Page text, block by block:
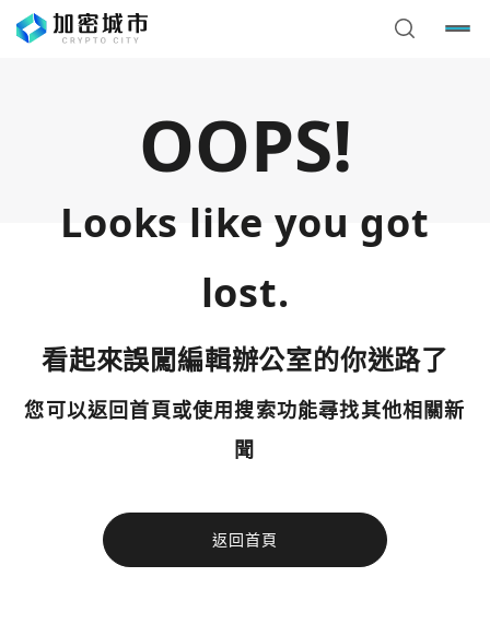
OOPS!
Looks like you got
lost.
看起來誤闖編輯辦公室的你迷路了
您可以返回首頁或使用搜索功能尋找其他相關新
聞
返回首頁
今日熱門
使用以下帳號繼續
您已閒置5分鐘，請點擊關閉按鈕或空白處，即可回到加密
今日熱門